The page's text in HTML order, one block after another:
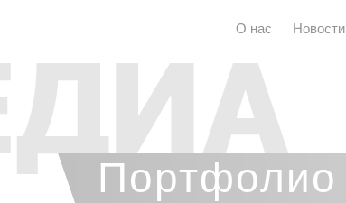
О нас Новости
Портфолио